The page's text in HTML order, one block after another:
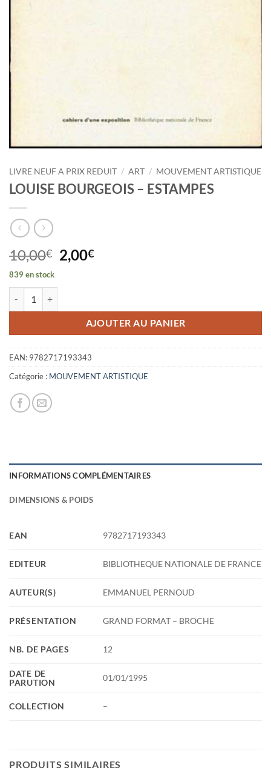
LIVRE NEUF A PRIX REDUIT / ART / MOUVEMENT ARTISTIQUE
LOUISE BOURGEOIS – ESTAMPES
10,00€ Le
prix
10,00€.
2,00€Le
2,00€.
839 en stock
AJOUTER AU PANIER
EAN: 9782717193343
Catégorie : MOUVEMENT ARTISTIQUE
INFORMATIONS COMPLÉMENTAIRES
DIMENSIONS & POIDS
EAN 9782717193343
EDITEUR BIBLIOTHEQUE NATIONALE DE FRANCE
AUTEUR(S) EMMANUEL PERNOUD
PRÉSENTATION GRAND FORMAT – BROCHE
NB. DE PAGES 12
DATE DE
PARUTION
01/01/1995
COLLECTION –
PRODUITS SIMILAIRES